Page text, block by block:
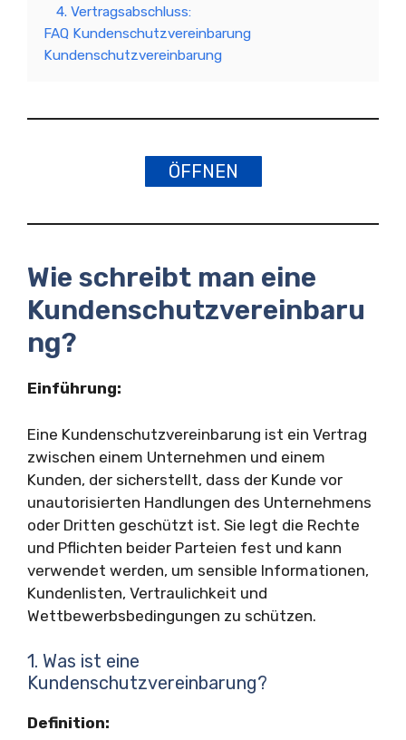
4. Vertragsabschluss:
FAQ Kundenschutzvereinbarung
Kundenschutzvereinbarung
ÖFFNEN
Wie schreibt man eine
Kundenschutzvereinbaru
ng?
Einführung:
Eine Kundenschutzvereinbarung ist ein Vertrag
zwischen einem Unternehmen und einem
Kunden, der sicherstellt, dass der Kunde vor
unautorisierten Handlungen des Unternehmens
oder Dritten geschützt ist. Sie legt die Rechte
und Pflichten beider Parteien fest und kann
verwendet werden, um sensible Informationen,
Kundenlisten, Vertraulichkeit und
Wettbewerbsbedingungen zu schützen.
1. Was ist eine
Kundenschutzvereinbarung?
Definition: